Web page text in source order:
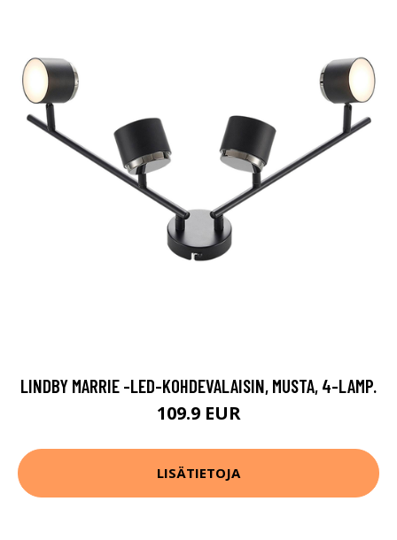
LINDBY MARRIE -LED-KOHDEVALAISIN, MUSTA, 4-LAMP.
109.9 EUR
LISÄTIETOJA